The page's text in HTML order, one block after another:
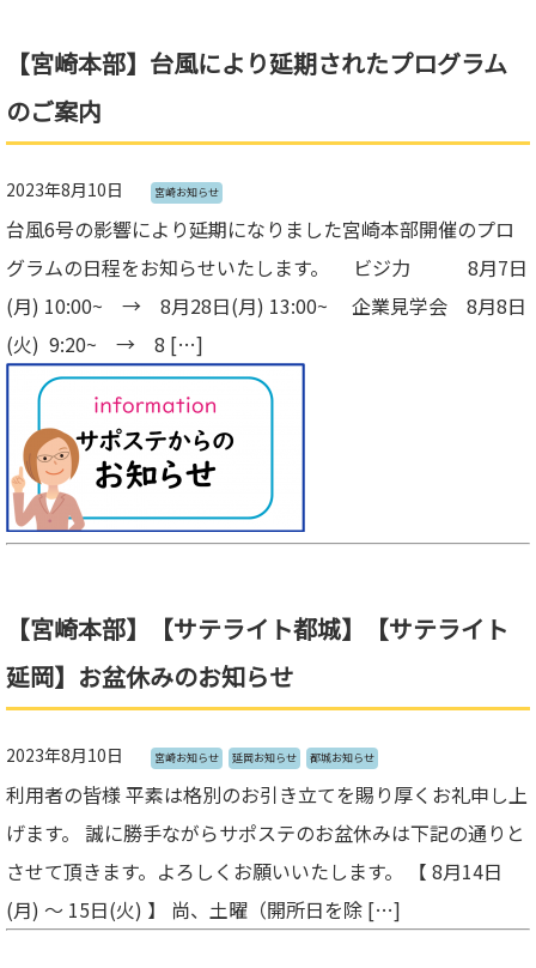
【宮崎本部】台風により延期されたプログラム
のご案内
2023年8月10日 宮崎お知らせ
台風6号の影響により延期になりました宮崎本部開催のプロ
グラムの日程をお知らせいたします。 ビジ力 8月7日
(月) 10:00~ → 8月28日(月) 13:00~ 企業見学会 8月8日
(火) 9:20~ → 8 […]
【宮崎本部】【サテライト都城】【サテライト
延岡】お盆休みのお知らせ
2023年8月10日 宮崎お知らせ 延岡お知らせ 都城お知らせ
利用者の皆様 平素は格別のお引き立てを賜り厚くお礼申し上
げます。 誠に勝手ながらサポステのお盆休みは下記の通りと
させて頂きます。よろしくお願いいたします。 【 8月14日
(月) ～ 15日(火) 】 尚、土曜（開所日を除 […]